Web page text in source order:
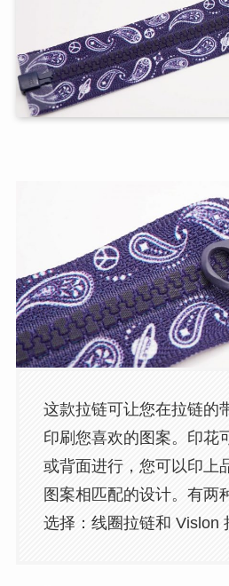
这款拉链可让您在拉链的
印刷您喜欢的图案。印花
或背面进行，您可以印上
图案相匹配的设计。有两
选择：线圈拉链和 Vislon